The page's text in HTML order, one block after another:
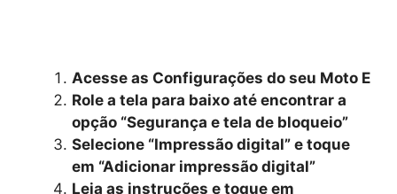
Acesse as Configurações do seu Moto E
Role a tela para baixo até encontrar a
opção “Segurança e tela de bloqueio”
Selecione “Impressão digital” e toque
em “Adicionar impressão digital”
Leia as instruções e toque em